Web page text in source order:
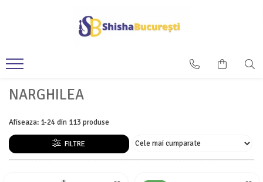
NARGHILEA
Afiseaza: 1-24din 113 produse
FILTRE